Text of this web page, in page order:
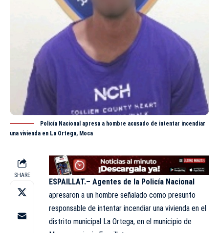
Policía Nacional apresa a hombre acusado de intentar incendiar
una vivienda en La Ortega, Moca
SHARE
ESPAILLAT.– Agentes de la Policía Nacional
apresaron a un hombre señalado como presunto
responsable de intentar incendiar una vivienda en el
distrito municipal La Ortega, en el municipio de